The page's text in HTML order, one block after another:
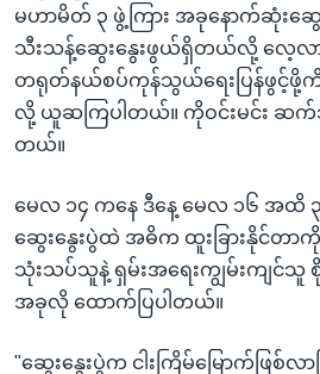
ရန်
နေရာ
သို့
ကျော်
ရန်
မဟာမိတ် ၃ ဖွဲ့ကြား အခုနောက်ဆုံးဆွေ
သီးသန့်ဆွေးနွေးဖွယ်ရှိတယ်လို့ လေ့လ
တရုတ်နယ်စပ်ကုန်သွယ်ရေးပြန်ဖွင့်ဖို့
လို့ ယူဆကြပါတယ်။ ကိုဝင်းမင်း ဆက်သွ
တယ်။
မေလ ၁၄ ကနေ ဒီနေ့ မေလ ၁၆ အထိ
ဆွေးနွေးပွဲထဲ အဓိက ထူးခြားနိုင်တာ
သုံးသပ်သူနဲ့ ရှမ်းအရေးကျွမ်းကျင်သူ
အခုလို ထောက်ပြပါတယ်။
"ဆွေးနွေးပွဲက ငါးကြိမ်မြောက်ဖြစ်လာ